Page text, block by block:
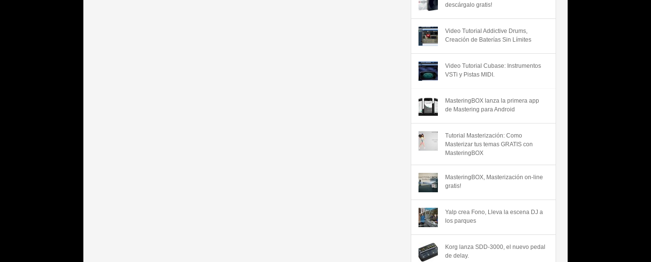
descárgalo gratis!
Video Tutorial Addictive Drums,
Creación de Baterías Sin Límites
Video Tutorial Cubase: Instrumentos
VSTi y Pistas MIDI.
MasteringBOX lanza la primera app
de Mastering para Android
Tutorial Masterización: Como
Masterizar tus temas GRATIS con
MasteringBOX
MasteringBOX, Masterización on-line
gratis!
Yalp crea Fono, Lleva la escena DJ a
los parques
Korg lanza SDD-3000, el nuevo pedal
de delay.